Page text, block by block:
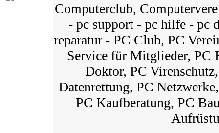
Computerclub,
- pc support - pc hilfe - pc
reparatur - PC Club, PC
Service für Mitglieder, PC
Doktor, PC
Datenrettung, PC
PC Kaufberatung, PC